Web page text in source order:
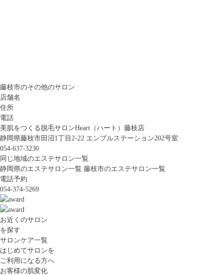
藤枝市のその他のサロン
店舗名
住所
電話
美肌をつくる脱毛サロンHeart（ハート）藤枝店
静岡県藤枝市田沼1丁目2-22 エンブルステーション202号室
054-637-3230
同じ地域のエステサロン一覧
静岡県のエステサロン一覧 藤枝市のエステサロン一覧
電話予約
054-374-5269
お近くのサロン
を探す
サロンケア一覧
はじめてサロンを
ご利用になる方へ
お客様の肌変化